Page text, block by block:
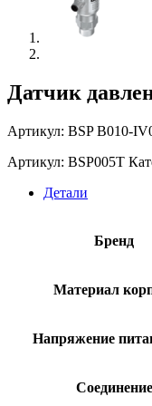
Датчик
Артикул: BSP B010-
Артикул: BSP005T
Детали
Бренд
Материал
Напряжение
Соединение